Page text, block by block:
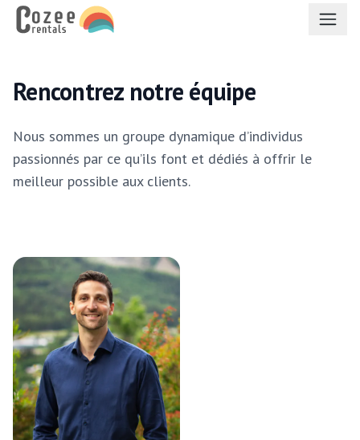
Rencontrez notre équipe
Nous sommes un groupe dynamique d’individus
passionnés par ce qu’ils font et dédiés à offrir le
meilleur possible aux clients.